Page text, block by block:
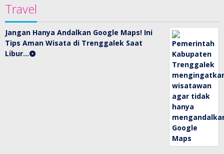
Travel
Jangan Hanya Andalkan Google Maps! Ini
Tips Aman Wisata di Trenggalek Saat
Libur…